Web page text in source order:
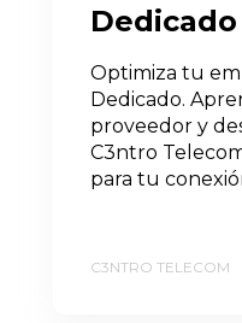
Dedicado
Optimiza tu
Dedicado.
proveedor y
C3ntro
para tu
C3NTRO TELECOM